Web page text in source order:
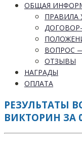
ОБЩАЯ
ПРАВИЛА
ВОПРОС
ОТЗЫВЫ
НАГРАДЫ
ОПЛАТА
РЕЗУЛЬТАТЫ
ВИКТОРИН ЗА